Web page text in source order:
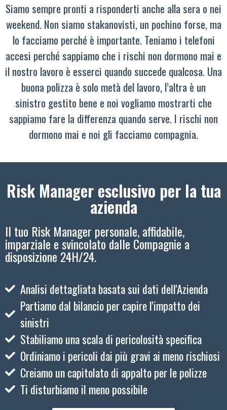
Siamo sempre pronti a risponderti anche alla sera o nei
weekend. Non siamo stakanovisti, un pochino forse, ma
lo facciamo perché è importante. Teniamo i telefoni
accesi perché sappiamo che i rischi non dormono mai e
il nostro lavoro è esserci quando succede qualcosa. Una
buona polizza è solo metà del lavoro, l’altra è un
sinistro gestito bene e noi vogliamo mostrarti che
sappiamo fare la differenza quando serve. I rischi non
dormono mai e noi gli facciamo compagnia.
Risk Manager esclusivo per la tua
azienda
Il tuo Risk Manager personale, affidabile,
imparziale e svincolato dalle Compagnie a
disposizione 24H/24.
Analisi dettagliata basata sui dati dell'Azienda
Partiamo dal bilancio per capire l'impatto dei
sinistri
Stabiliamo una scala di pericolosità specifica
Ordiniamo i pericoli dai più gravi ai meno rischiosi
Creiamo un capitolato di appalto per le polizze
Ti disturbiamo il meno possibile